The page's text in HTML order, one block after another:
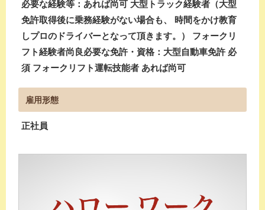
必要な経験等：あれば尚可 大型トラック経験者（大型
免許取得後に乗務経験がない場合も、 時間をかけ教育
しプロのドライバーとなって頂きます。） フォークリ
フト経験者尚良必要な免許・資格：大型自動車免許 必
須 フォークリフト運転技能者 あれば尚可
雇用形態
正社員